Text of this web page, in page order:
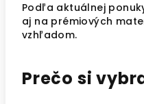
Podľa aktuálnej
aj na prémiových
vzhľadom.
Prečo si